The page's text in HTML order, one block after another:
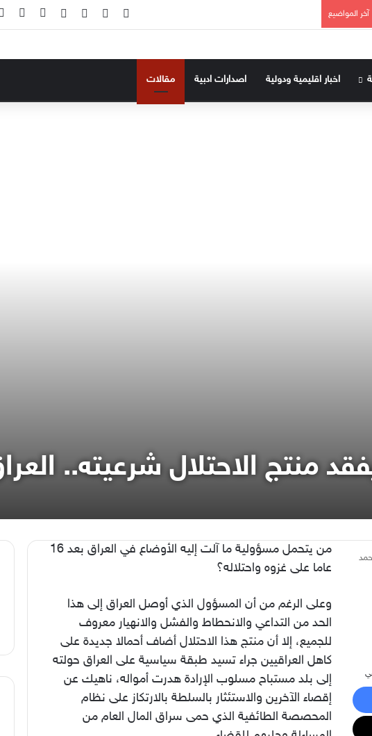
آخر المواضيع فيسبوك ‫YouTubeانستقرامتسجيل
اخبار اقليمية ودولية اصدارات ادبية مقالات
منتج الاحتلال شرعيته..
من يتحمل مسؤولية ما آلت إليه الأوضاع في العراق بعد 16
عاما على غزوه واحتلاله؟
وعلى الرغم من أن المسؤول الذي أوصل العراق إلى هذا
الحد من التداعي والانحطاط والفشل والانهيار معروف
للجميع، إلا أن منتج هذا الاحتلال أضاف أحمالا جديدة على
كاهل العراقيين جراء تسيد طبقة سياسية على العراق حولته
إلى بلد مستباح مسلوب الإرادة هدرت أمواله، ناهيك عن
إقصاء الآخرين والاستئثار بالسلطة بالارتكاز على نظام
المحصصة الطائفية الذي حمى سراق المال العام من